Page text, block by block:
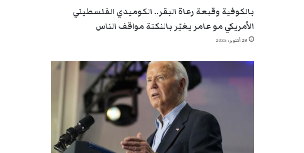
بالكوفية وقبعة رعاة البقر.. الكوميدي الفلسطيني
الأمريكي مو عامر يغيّر بالنكتة مواقف الناس
28 أكتوبر، 2025